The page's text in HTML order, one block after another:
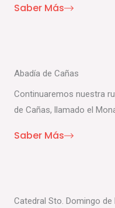
Saber Más
Abadía de Cañas
Continuaremos nuestra
de Cañas, llamado el
Saber Más
Catedral Sto. Domingo de